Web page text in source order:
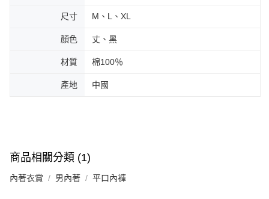
尺寸 M、L、XL
顏色 丈、黑
材質 棉100％
產地 中國
商品相關分類 (1)
內著衣賞 男內著 平口內褲